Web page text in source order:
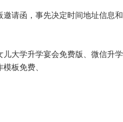
请函，事先决定时间地址信息
大学升学宴会免费版、微信升
板免费、